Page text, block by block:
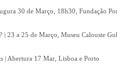
30 de Março, 18h30, Fundação
| 23 a 25 de Março, Museu Calouste
| Abertura 17 Mar, Lisboa e Porto